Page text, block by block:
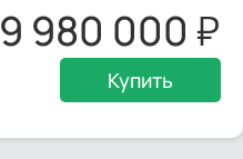
9 980 000
Купить